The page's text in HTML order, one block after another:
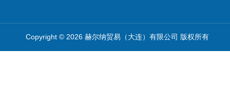
Copyright © 2026 赫尔纳贸易（大连）有限公司 版权所有